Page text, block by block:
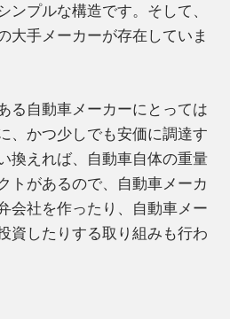
ンプルな構造です。そして、
大手メーカーが存在していま
る自動車メーカーにとっては
、かつ少しでも安価に調達す
換えれば、自動車自体の重量
トがあるので、自動車メーカ
会社を作ったり、自動車メー
資したりする取り組みも行わ